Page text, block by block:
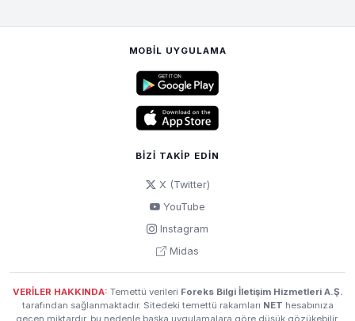
MOBIL UYGULAMA
BIZI TAKIP EDIN
X (Twitter)
YouTube
Instagram
Midas
VERİLER HAKKINDA: Temettü verileri Foreks Bilgi İletişim Hizmetleri A.Ş.
tarafından sağlanmaktadır. Sitedeki temettü rakamları NET hesabınıza